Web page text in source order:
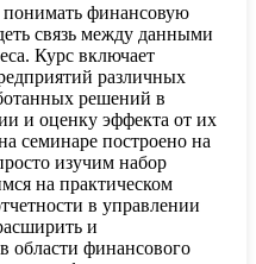
понимать финансовую
связь между данными
Курс включает
различных
решений в
и оценку эффекта от их
семинаре построено на
изучим набор
на практическом
в управлении
и
области финансового